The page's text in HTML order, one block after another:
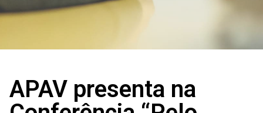
APAV presenta na